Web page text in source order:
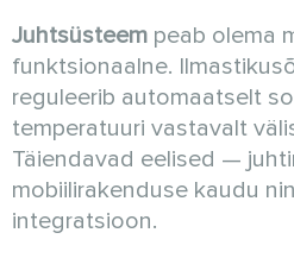
Juhtsüsteem peab olema
funktsionaalne.
reguleerib automaatselt
temperatuuri vastavalt
Täiendavad eelised —
mobiilirakenduse kaudu
integratsioon.